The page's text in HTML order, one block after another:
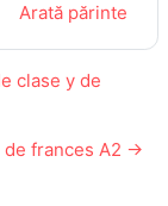
Arată părinte
clase y de
frances A2 →